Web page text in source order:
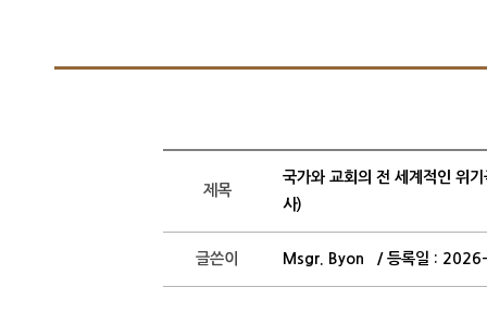
제목
국가와 교회의 전 세계적인 위
사)
글쓴이 Msgr. Byon / 등록일 :